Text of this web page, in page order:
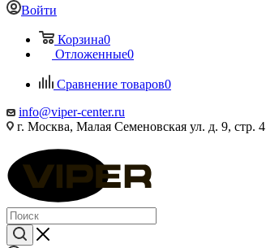
Войти
Корзина0
Отложенные0
Сравнение товаров0
info@viper-center.ru
г. Москва, Малая Семеновская ул. д. 9, стр. 4